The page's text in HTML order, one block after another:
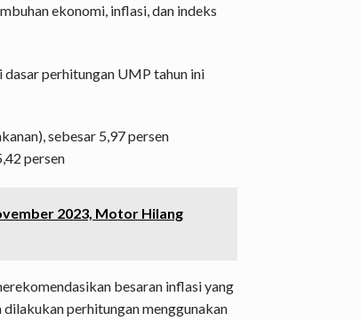
ekonomi, inflasi, dan indeks
dasar perhitungan UMP tahun ini
sebesar 5,97 persen
persen
2023, Motor Hilang
besaran inflasi yang
perhitungan menggunakan